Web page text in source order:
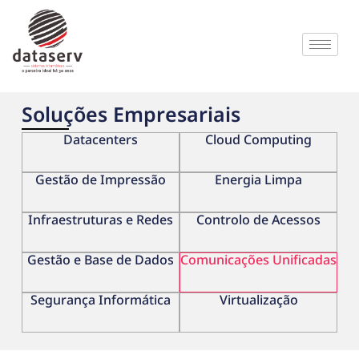
Soluções Empresariais
Datacenters Cloud Computing
Gestão de Impressão Energia Limpa
Infraestruturas e Redes Controlo de Acessos
Gestão e Base de Dados Comunicações Unificadas
Segurança Informática Virtualização